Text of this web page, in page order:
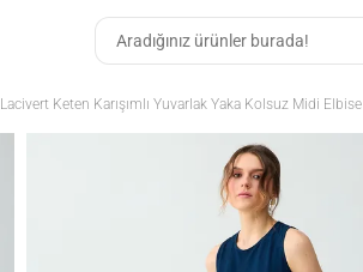
Lacivert Keten Karışımlı Yuvarlak Yaka Kolsuz Midi Elbise